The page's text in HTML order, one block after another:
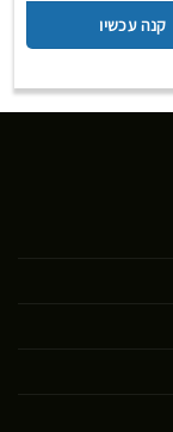
קנה עכשיו